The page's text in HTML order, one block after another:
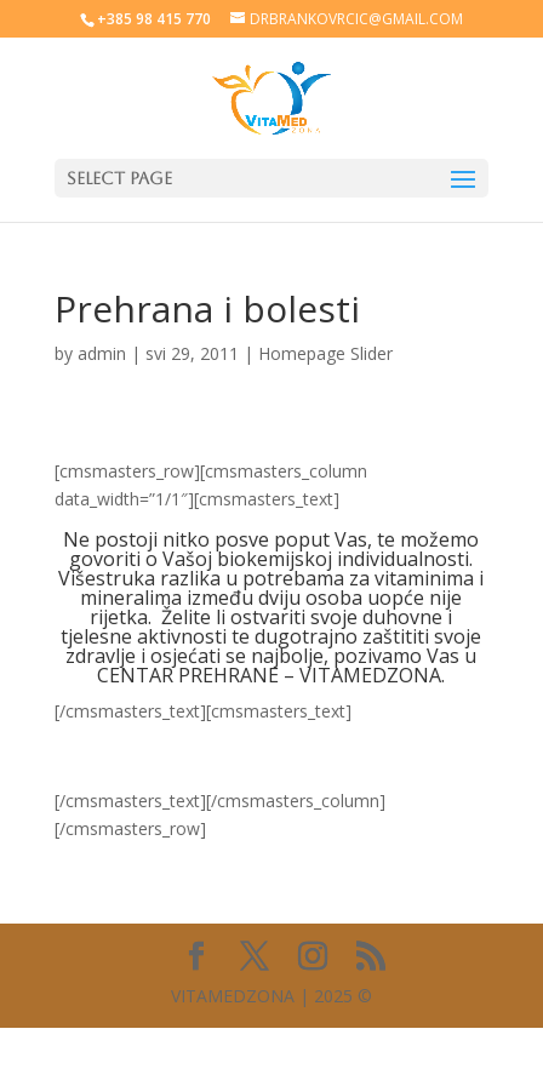
+385 98 415 770 DRBRANKOVRCIC@GMAIL.COM
Select Page
Prehrana i bolesti
by admin | svi 29, 2011 | Homepage Slider
[cmsmasters_row][cmsmasters_column
data_width=”1/1″][cmsmasters_text]
Ne postoji nitko posve poput Vas, te možemo
govoriti o Vašoj biokemijskoj individualnosti.
Višestruka razlika u potrebama za vitaminima i
mineralima između dviju osoba uopće nije
rijetka. Želite li ostvariti svoje duhovne i
tjelesne aktivnosti te dugotrajno zaštititi svoje
zdravlje i osjećati se najbolje, pozivamo Vas u
CENTAR PREHRANE – VITAMEDZONA.
[/cmsmasters_text][cmsmasters_text]
[/cmsmasters_text][/cmsmasters_column]
[/cmsmasters_row]
VITAMEDZONA | 2025 ©